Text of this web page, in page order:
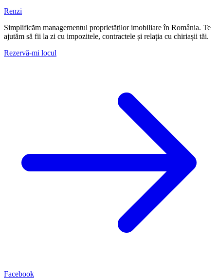
Renzi
Simplificăm managementul proprietăților imobiliare în România. Te
ajutăm să fii la zi cu impozitele, contractele și relația cu chiriașii tăi.
Rezervă-mi locul
Facebook